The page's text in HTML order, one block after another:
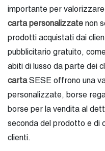
importante per valorizzare
carta personalizzate non
prodotti acquistati dai
pubblicitario gratuito,
abiti di lusso da parte dei
cartaSESE offrono una
personalizzate, borse
borse per la vendita al
seconda del prodotto e di
clienti.